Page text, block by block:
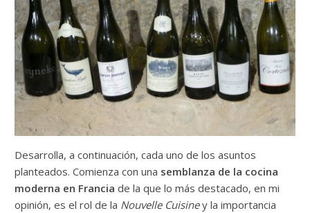
Desarrolla, a continuación, cada uno de los asuntos
planteados. Comienza con una semblanza de la cocina
moderna en Francia de la que lo más destacado, en mi
opinión, es el rol de la Nouvelle Cuisiney la importancia